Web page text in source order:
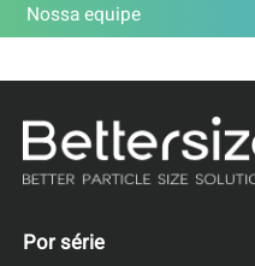
Nossa equipe
Por série